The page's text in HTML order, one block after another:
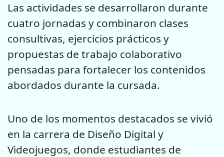
Las actividades se desarrollaron durante
cuatro jornadas y combinaron clases
consultivas, ejercicios prácticos y
propuestas de trabajo colaborativo
pensadas para fortalecer los contenidos
abordados durante la cursada.
Uno de los momentos destacados se vivió
en la carrera de Diseño Digital y
Videojuegos, donde estudiantes de